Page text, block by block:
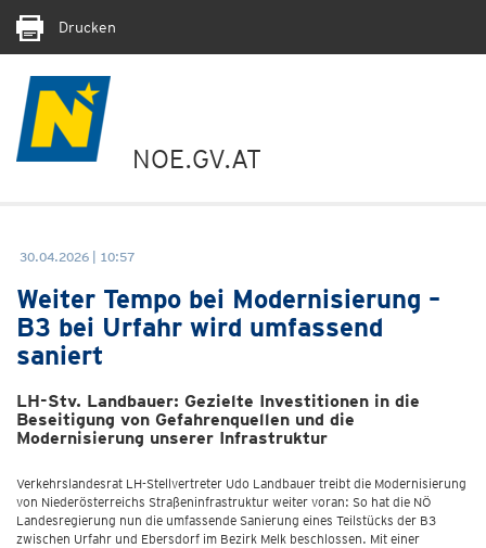
Drucken
NOE.GV.AT
30.04.2026 | 10:57
Weiter Tempo bei Modernisierung –
B3 bei Urfahr wird umfassend
saniert
LH-Stv. Landbauer: Gezielte Investitionen in die
Beseitigung von Gefahrenquellen und die
Modernisierung unserer Infrastruktur
Verkehrslandesrat LH-Stellvertreter Udo Landbauer treibt die Modernisierung
von Niederösterreichs Straßeninfrastruktur weiter voran: So hat die NÖ
Landesregierung nun die umfassende Sanierung eines Teilstücks der B3
zwischen Urfahr und Ebersdorf im Bezirk Melk beschlossen. Mit einer